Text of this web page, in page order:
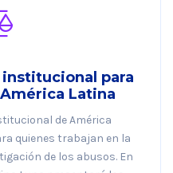
para
Latina
de América
quienes trabajan en la
de los abusos. En